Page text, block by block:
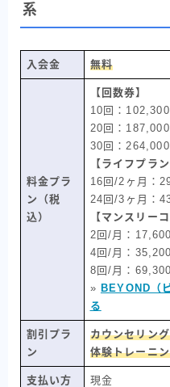
系
入会金 無料
料金プラ
ン（税
込）
【回数券】
10回：
20回：
30回：
【ライフプラ
16回/2ヶ月：
24回/3ヶ月：
【マンスリーコ
2回/月：
4回/月：
8回/月：
» BEYOND（
る
割引プラ
ン
カウンセリン
体験トレーニ
支払い方
現金